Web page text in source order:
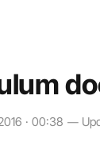
· 00:38